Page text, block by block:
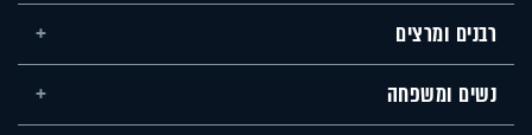
רבנים ומרצים
נשים ומשפחה